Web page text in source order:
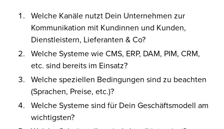
Welche Kanäle nutzt Dein Unternehmen zur
Kommunikation mit Kundinnen und Kunden,
Dienstleistern, Lieferanten & Co?
Welche Systeme wie CMS, ERP, DAM, PIM, CRM,
etc. sind bereits im Einsatz?
Welche speziellen Bedingungen sind zu beachten
(Sprachen, Preise, etc.)?
Welche Systeme sind für Dein Geschäftsmodell am
wichtigsten?